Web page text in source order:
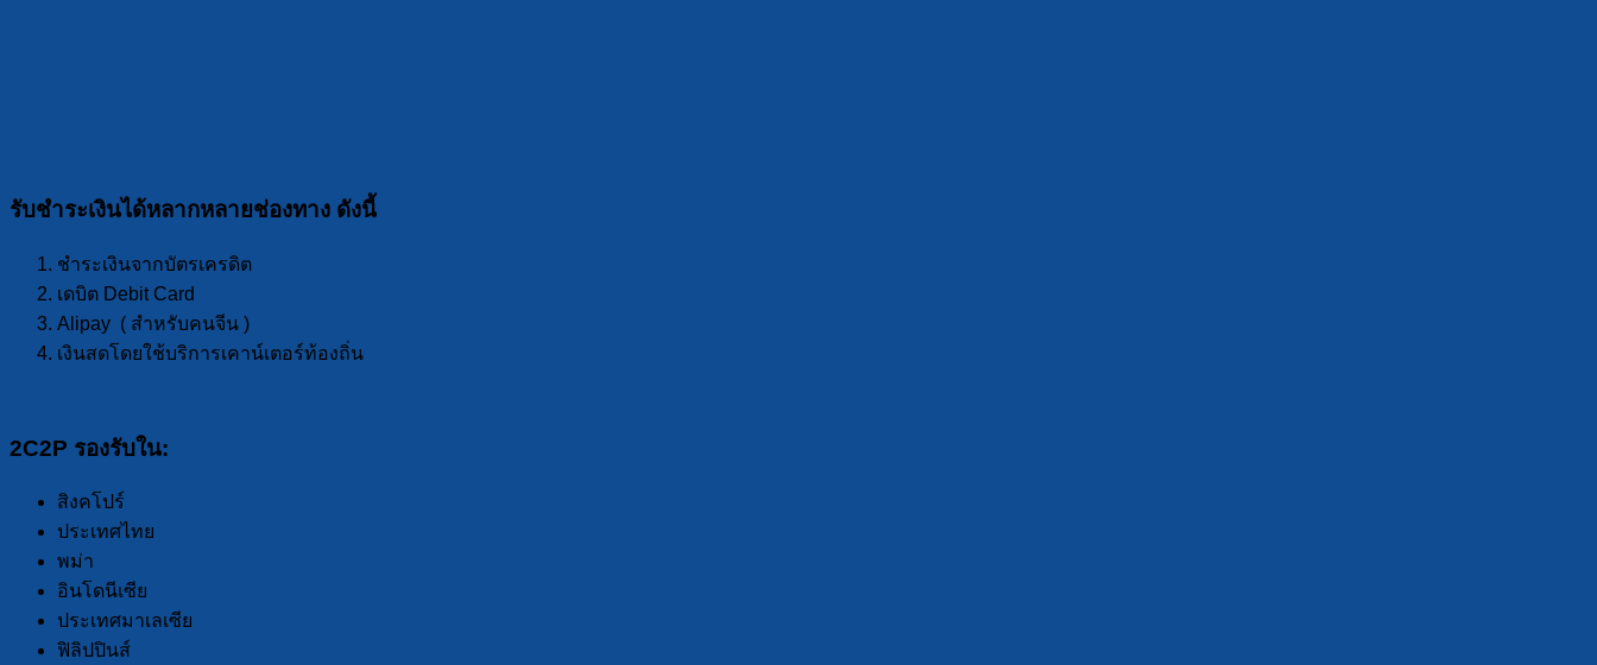
รับชำระเงินได้หลากหลายช่องทาง ดังนี้
ชำระเงินจากบัตรเครดิต
เดบิต Debit Card
Alipay ( สำหรับคนจีน )
เงินสดโดยใช้บริการเคาน์เตอร์ท้องถิ่น
2C2P รองรับใน:
สิงคโปร์
ประเทศไทย
พม่า
อินโดนีเซีย
ประเทศมาเลเซีย
ฟิลิปปินส์